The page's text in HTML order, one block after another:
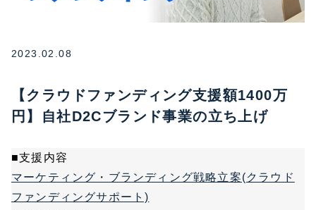
2023.02.08
【クラウドファンディング支援額1400万
円】自社D2Cブランド事業の立ち上げ
■支援内容
マーケティング・ブランディング戦略立案(クラウド
ファンディングサポート)